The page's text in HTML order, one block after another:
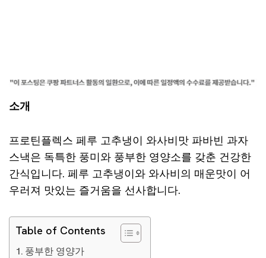
소개
프로틴플렉스 페루 고추냉이 와사비맛 파바빈 과자
스낵은 독특한 풍미와 풍부한 영양소를 갖춘 건강한
간식입니다. 페루 고추냉이와 와사비의 매운맛이 어
우러져 맛있는 즐거움을 선사합니다.
Table of Contents
풍부한 영양가